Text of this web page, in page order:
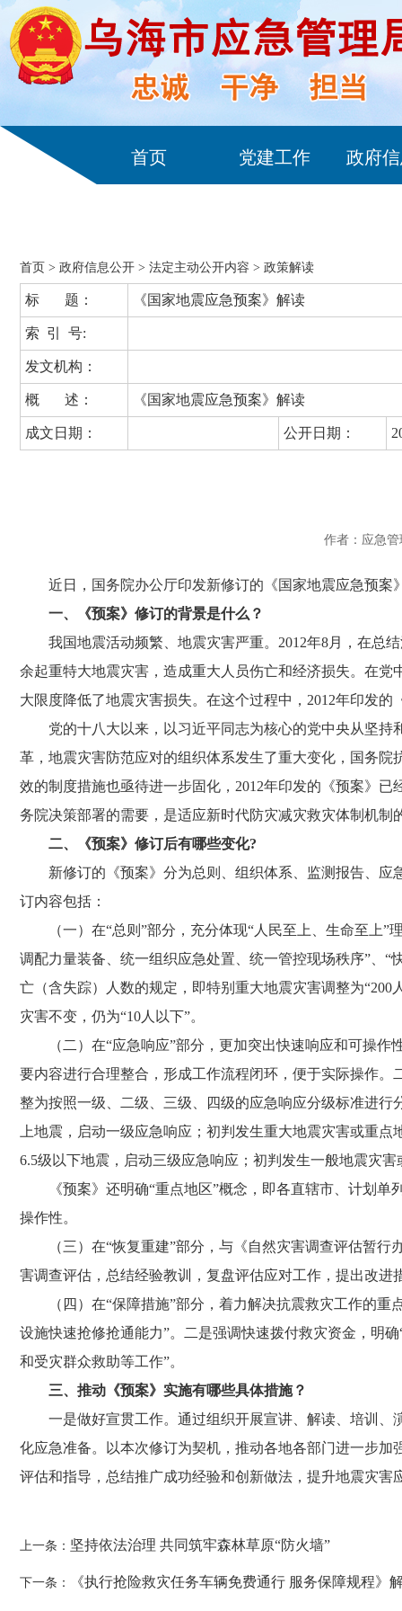
首页 党建工作 政府
首页 >政府信息公开 >法定主动公开内容 >政策解读
标 题： 《国家地震应急预案》解读
索 引 号:
发文机构：
概 述： 《国家地震应急预案》解读
成文日期： 公开日期：
作者：应急管
近日，国务院办公厅印发新修订的《国家地震应急预
一、《预案》修订的背景是什么？
我国地震活动频繁、地震灾害严重。 2012年8月，在总
余起重特大地震灾害，造成重大人员伤亡和经济损失。在
大限度降低了地震灾害损失。在这个过程中， 2012年印发的
党的十八大以来，以习近平同志为核心的党中央从坚
革，地震灾害防范应对的组织体系发生了重大变化，国务
效的制度措施也亟待进一步固化， 2012年印发的《预案》已
务院决策部署的需要，是适应新时代防灾减灾救灾体制机
二、《预案》修订后有哪些变化?
新修订的《预案》分为总则、组织体系、监测报告、
订内容包括：
（一）在“总则”部分，充分体现“人民至上、生命至上”
调配力量装备、统一组织应急处置、统一管控现场秩序”、
亡（含失踪）人数的规定，即特别重大地震灾害调整为“200
灾害不变，仍为“10 人以下”。
（二）在“应急响应”部分，更加突出快速响应和可操
要内容进行合理整合，形成工作流程闭环，便于实际操作
整为按照一级、二级、三级、四级的应急响应分级标准进
上地震，启动一级应急响应；初判发生重大地震灾害或重点
6.5级以下地震，启动三级应急响应；初判发生一般地震灾害
《预案》还明确“重点地区”概念，即各直辖市、计划单
操作性。
（三）在“恢复重建”部分，与《自然灾害调查评估暂
害调查评估，总结经验教训，复盘评估应对工作，提出改进
（四）在“保障措施”部分，着力解决抗震救灾工作的
设施快速抢修抢通能力”。二是强调快速拨付救灾资金，明
和受灾群众救助等工作”。
三、推动《预案》实施有哪些具体措施？
一是做好宣贯工作。通过组织开展宣讲、解读、培训
化应急准备。以本次修订为契机，推动各地各部门进一步
评估和指导，总结推广成功经验和创新做法，提升地震灾害
上一条： 坚持依法治理 共同筑牢森林草原“防火墙”
下一条： 《执行抢险救灾任务车辆免费通行 服务保障规程》